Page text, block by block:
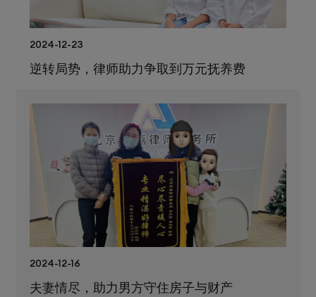
2024-12-23
逆转局势，律师助力争取到万元抚养费
2024-12-16
夫妻情尽，助力男方守住房子与财产